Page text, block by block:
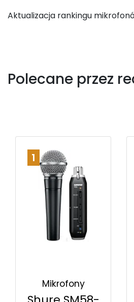
Aktualizacja rankingu
Polecane przez
1
Mikrofony